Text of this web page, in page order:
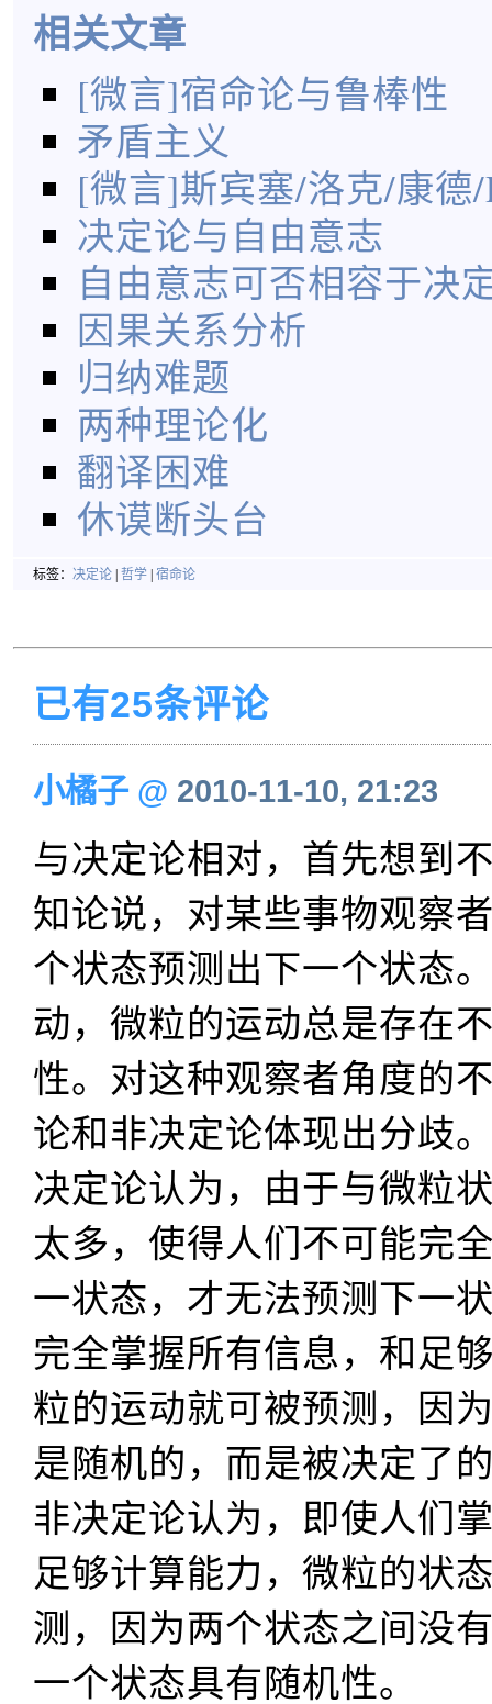
相关文章
[微言]宿命论与鲁棒性
矛盾主义
[微言]斯宾塞/洛克/康德/
决定论与自由意志
自由意志可否相容于决
因果关系分析
归纳难题
两种理论化
翻译困难
休谟断头台
标签： 决定论 哲学 宿命论
已有25条评论
小橘子@ 2010-11-10, 21:23
与决定论相对，首先想到
知论说，对某些事物观察
个状态预测出下一个状态
动，微粒的运动总是存在
性。对这种观察者角度的
论和非决定论体现出分歧
决定论认为，由于与微粒
太多，使得人们不可能完
一状态，才无法预测下一
完全掌握所有信息，和足
粒的运动就可被预测，因
是随机的，而是被决定了
非决定论认为，即使人们
足够计算能力，微粒的状
测，因为两个状态之间没
一个状态具有随机性。